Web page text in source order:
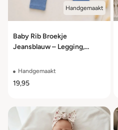
Handgemaakt
Baby Rib Broekje
Jeansblauw – Legging,
50/56 t/m 98/104
Handgemaakt
19,95